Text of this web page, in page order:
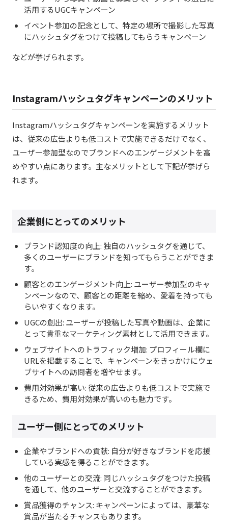
活用するUGCキャンペーン
イベント参加の記念として、特定の場所で撮影した写真
にハッシュタグをつけて投稿してもらうキャンペーン
などが挙げられます。
Instagramハッシュタグキャンペーンのメリット
Instagramハッシュタグキャンペーンを実施するメリット
は、従来の広告よりも低コストで実施できるだけでなく、
ユーザー参加型なのでブランドへのエンゲージメントを高
めやすい点にあります。主なメリットとして下記が挙げら
れます。
企業側にとってのメリット
ブランド認知度の向上: 独自のハッシュタグを通じて、
多くのユーザーにブランドを知ってもらうことができま
す。
顧客とのエンゲージメント向上: ユーザー参加型のキャ
ンペーンなので、顧客との距離を縮め、愛着を持っても
らいやすくなります。
UGCの創出: ユーザーが投稿した写真や動画は、企業に
とって貴重なマーケティング素材として活用できます。
ウェブサイトへのトラフィック増加: プロフィール欄に
URLを掲載することで、キャンペーンをきっかけにウェ
ブサイトへの訪問者を増やせます。
費用対効果が高い: 従来の広告よりも低コストで実施で
きるため、費用対効果が高いのも魅力です。
ユーザー側にとってのメリット
企業やブランドへの貢献: 自分が好きなブランドを応援
している実感を得ることができます。
他のユーザーとの交流: 同じハッシュタグをつけた投稿
を通して、他のユーザーと交流することができます。
賞品獲得のチャンス: キャンペーンによっては、豪華な
賞品が当たるチャンスもあります。